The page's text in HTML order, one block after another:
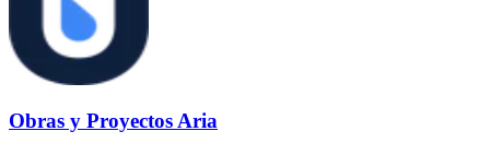
Obras y Proyectos Aria